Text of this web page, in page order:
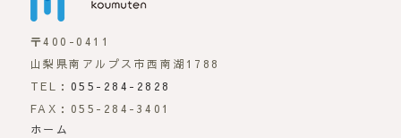
〒400-0411
山梨県南アルプス市西南湖1788
TEL： 055-284-2828
FAX：055-284-3401
ホーム